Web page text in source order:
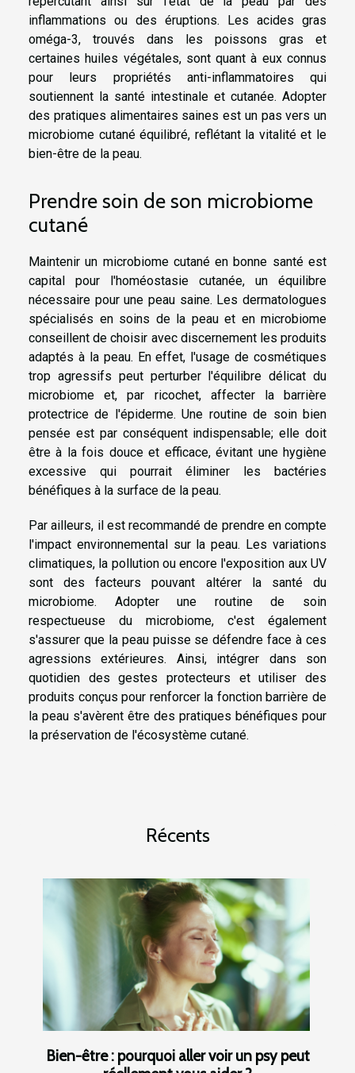
inflammations ou des éruptions. Les acides gras
oméga-3, trouvés dans les poissons gras et
certaines huiles végétales, sont quant à eux connus
pour leurs propriétés anti-inflammatoires qui
soutiennent la santé intestinale et cutanée. Adopter
des pratiques alimentaires saines est un pas vers un
microbiome cutané équilibré, reflétant la vitalité et le
bien-être de la peau.
Prendre soin de son microbiome
cutané
Maintenir un microbiome cutané en bonne santé est
capital pour l'homéostasie cutanée, un équilibre
nécessaire pour une peau saine. Les dermatologues
spécialisés en soins de la peau et en microbiome
conseillent de choisir avec discernement les produits
adaptés à la peau. En effet, l'usage de cosmétiques
trop agressifs peut perturber l'équilibre délicat du
microbiome et, par ricochet, affecter la barrière
protectrice de l'épiderme. Une routine de soin bien
pensée est par conséquent indispensable; elle doit
être à la fois douce et efficace, évitant une hygiène
excessive qui pourrait éliminer les bactéries
bénéfiques à la surface de la peau.
Par ailleurs, il est recommandé de prendre en compte
l'impact environnemental sur la peau. Les variations
climatiques, la pollution ou encore l'exposition aux UV
sont des facteurs pouvant altérer la santé du
microbiome. Adopter une routine de soin
respectueuse du microbiome, c'est également
s'assurer que la peau puisse se défendre face à ces
agressions extérieures. Ainsi, intégrer dans son
quotidien des gestes protecteurs et utiliser des
produits conçus pour renforcer la fonction barrière de
la peau s'avèrent être des pratiques bénéfiques pour
la préservation de l'écosystème cutané.
Récents
Bien-être : pourquoi aller voir un psy peut